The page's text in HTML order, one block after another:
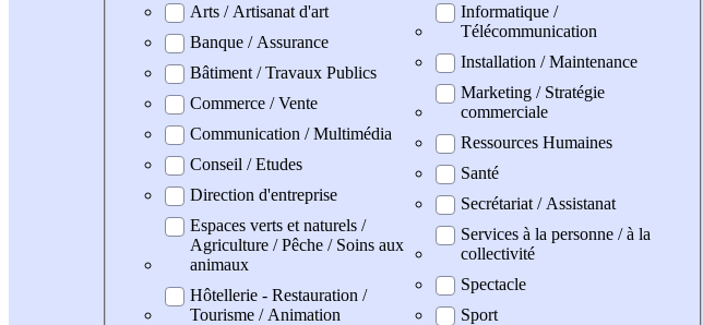
Arts / Artisanat d'art
Banque / Assurance
Bâtiment / Travaux Publics
Commerce / Vente
Communication / Multimédia
Conseil / Etudes
Direction d'entreprise
Espaces verts et naturels /
Agriculture / Pêche / Soins aux
animaux
Hôtellerie - Restauration /
Tourisme / Animation
Informatique /
Télécommunication
Installation / Maintenance
Marketing / Stratégie
commerciale
Ressources Humaines
Santé
Secrétariat / Assistanat
Services à la personne / à la
collectivité
Spectacle
Sport